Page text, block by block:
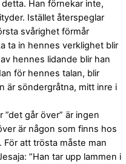
Han förnekar inte,
Istället återspeglar
svårighet förmår
ta in hennes verklighet blir
hennes lidande blir han
för hennes talan, blir
är söndergråtna, mitt inre i
”det går över” är ingen
är någon som finns hos
att trösta måste man
”Han tar upp lammen i